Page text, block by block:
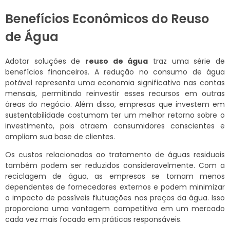
Benefícios Econômicos do Reuso
de Água
Adotar soluções de reuso de água traz uma série de
benefícios financeiros. A redução no consumo de água
potável representa uma economia significativa nas contas
mensais, permitindo reinvestir esses recursos em outras
áreas do negócio. Além disso, empresas que investem em
sustentabilidade costumam ter um melhor retorno sobre o
investimento, pois atraem consumidores conscientes e
ampliam sua base de clientes.
Os custos relacionados ao tratamento de águas residuais
também podem ser reduzidos consideravelmente. Com a
reciclagem de água, as empresas se tornam menos
dependentes de fornecedores externos e podem minimizar
o impacto de possíveis flutuações nos preços da água. Isso
proporciona uma vantagem competitiva em um mercado
cada vez mais focado em práticas responsáveis.